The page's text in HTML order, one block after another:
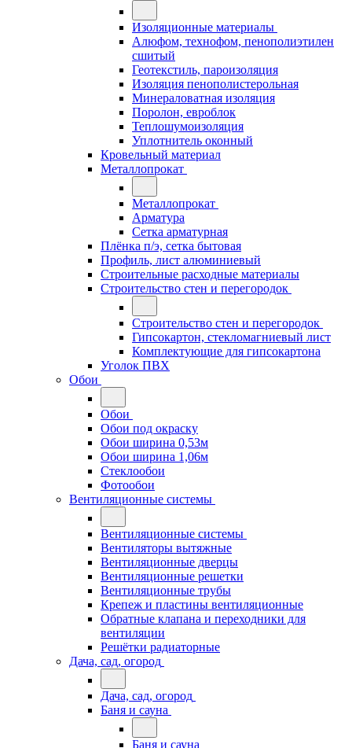
Изоляционные материалы
Алюфом, технофом, пенополиэтилен
сшитый
Геотекстиль, пароизоляция
Изоляция пенополистерольная
Минераловатная изоляция
Поролон, евроблок
Теплошумоизоляция
Уплотнитель оконный
Кровельный материал
Металлопрокат
Металлопрокат
Арматура
Сетка арматурная
Плёнка п/э, сетка бытовая
Профиль, лист алюминиевый
Строительные расходные материалы
Строительство стен и перегородок
Строительство стен и перегородок
Гипсокартон, стекломагниевый лист
Комплектующие для гипсокартона
Уголок ПВХ
Обои
Обои
Обои под окраску
Обои ширина 0,53м
Обои ширина 1,06м
Стеклообои
Фотообои
Вентиляционные системы
Вентиляционные системы
Вентиляторы вытяжные
Вентиляционные дверцы
Вентиляционные решетки
Вентиляционные трубы
Крепеж и пластины вентиляционные
Обратные клапана и переходники для
вентиляции
Решётки радиаторные
Дача, сад, огород
Дача, сад, огород
Баня и сауна
Баня и сауна